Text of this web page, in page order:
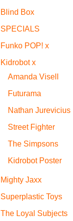
Blind Box
SPECIALS
Funko POP! x
Kidrobot x
Amanda Visell
Futurama
Nathan Jurevicius
Street Fighter
The Simpsons
Kidrobot Poster
Mighty Jaxx
Superplastic Toys
The Loyal Subjects